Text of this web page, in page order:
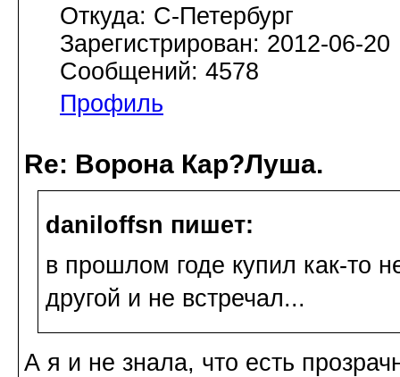
Откуда: С-Петербург
Зарегистрирован: 2012-06-20
Сообщений: 4578
Профиль
Re: Ворона Кар?Луша.
daniloffsn пишет:
в прошлом годе купил как-то
другой и не встречал...
А я и не знала, что есть